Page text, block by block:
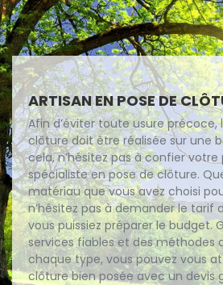
ARTISAN EN POSE DE
Afin d’éviter toute usure précoce,
clôture doit être réalisée sur une
cela, n’hésitez pas à confier votre
spécialiste en pose de clôture.
matériau que vous avez choisi
n’hésitez pas à demander le tarif
vous puissiez préparer le budget.
services fiables et des méthodes
chaque type, vous pouvez vous
clôture bien posée avec un devis